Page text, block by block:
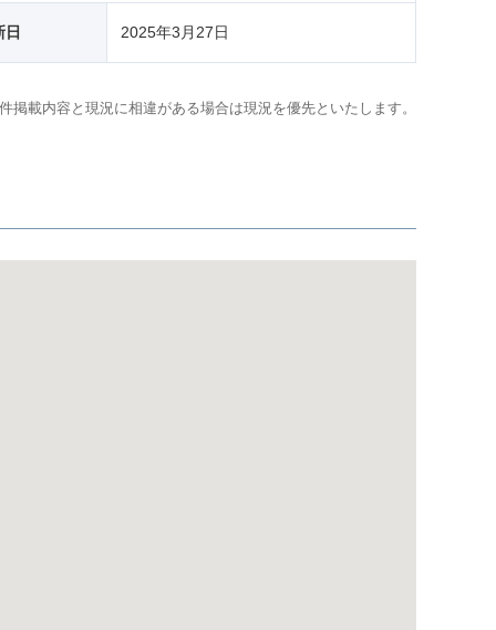
日 2025年3月27日
掲載内容と現況に相違がある場合は現況を優先といたします。